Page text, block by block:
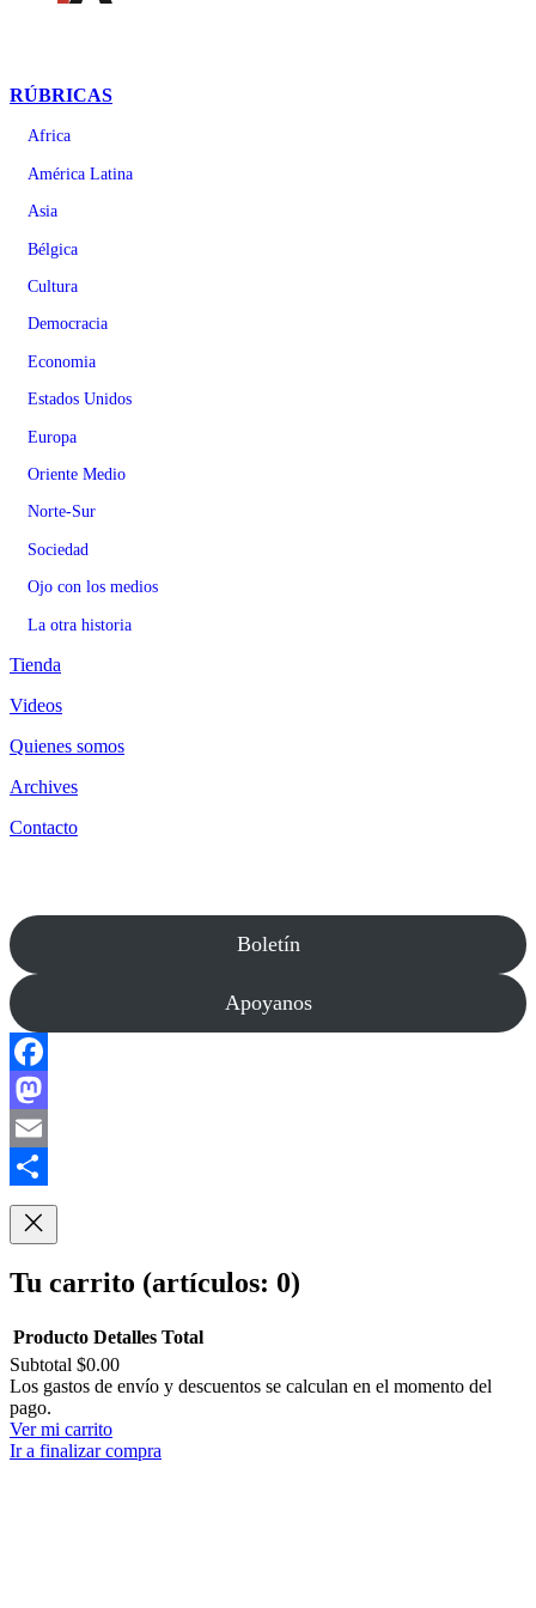
RÚBRICAS
Africa
América Latina
Asia
Bélgica
Cultura
Democracia
Economia
Estados Unidos
Europa
Oriente Medio
Norte-Sur
Sociedad
Ojo con los medios
La otra historia
Tienda
Videos
Quienes somos
Archives
Contacto
Boletín
Apoyanos
Facebook
Mastodon
Email
Compartir
Tu carrito (artículos: 0)
Productos
del
carrito
Producto Detalles Total
Subtotal $0.00
Los gastos de envío y descuentos se calculan en el momento del
pago.
Ver mi carrito
Ir a finalizar compra